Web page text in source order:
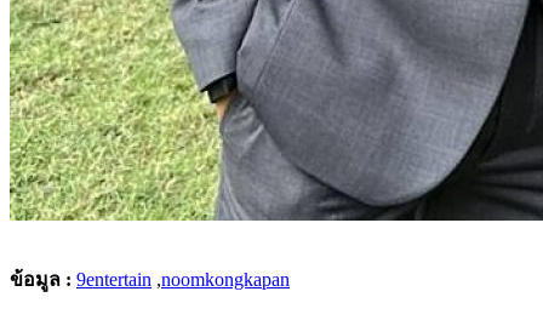
ข้อมูล : 9entertain ,noomkongkapan